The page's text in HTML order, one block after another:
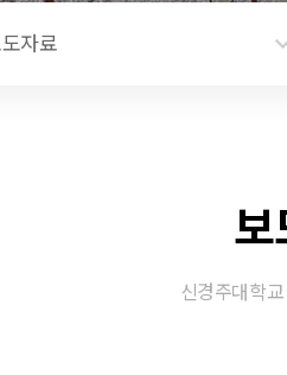
자료
보
신경주대학